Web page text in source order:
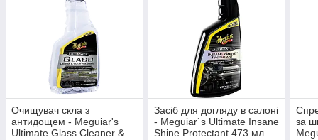
Очищувач скла з
антидощем - Meguiar's
Ultimate Glass Cleaner &
Засіб для догляду в салоні
- Meguiar`s Ultimate Insane
Shine Protectant 473 мл.
за